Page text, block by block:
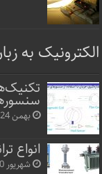
الکترونیک به
بهمن 24, 1400
انواع
شهریور 10, 1400